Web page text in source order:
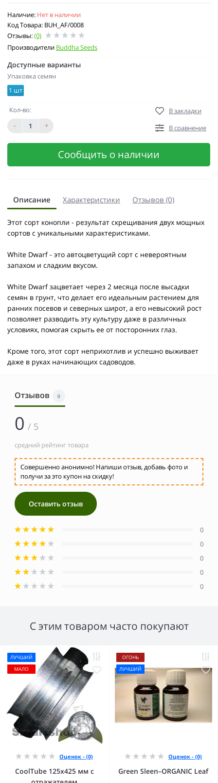
Наличие: Нет в наличии
Код Товара: BUH_AF/0008
Отзывы:(0)
Производители Buddha Seeds
Доступные варианты
Упаковка семян
1 шт
Кол-во:
-
+
В закладки
В сравнение
Сообщить о наличии
Описание Характеристики Отзывов (0)
Этот сорт конопли - результат скрещивания двух мощных
сортов с уникальными характеристиками.
White Dwarf - это автоцветущий сорт с невероятным
запахом и сладким вкусом.
White Dwarf зацветает через 2 месяца после высадки
семян в грунт, что делает его идеальным растением для
ранних посевов и северных широт, а его невысокий рост
позволяет разводить эту культуру даже в различных
условиях, помогая скрыть ее от посторонних глаз.
Кроме того, этот сорт неприхотлив и успешно выживает
даже в руках начинающих садоводов.
Отзывов 0
0 / 5
средний рейтинг товара
Совершенно анонимно! Напиши отзыв, добавь фото и
получи за это купон на скидку!
Оставить отзыв
0
0
0
0
0
С этим товаром часто покупают
ЛУЧШИЙ
МАЛО
Оценок - (0)
CoolTube 125х425 мм с
ОГОНЬ
ЛУЧШИЙ
Оценок - (0)
Green Sleen–ORGANIC Leaf